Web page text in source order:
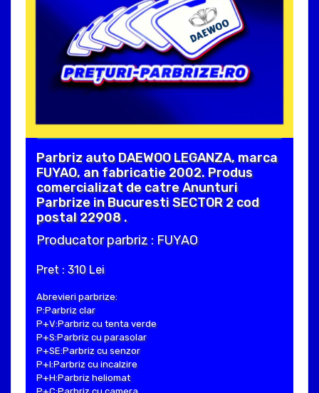
Parbriz auto DAEWOO LEGANZA, marca
FUYAO, an fabricatie 2002. Produs
comercializat de catre Anunturi
Parbrize in Bucuresti SECTOR 2 cod
postal 22908 .
Producator parbriz : FUYAO
Pret : 310 Lei
Abrevieri parbrize:
P:Parbriz clar
P+V:Parbriz cu tenta verde
P+S:Parbriz cu parasolar
P+SE:Parbriz cu senzor
P+I:Parbriz cu incalzire
P+H:Parbriz heliomat